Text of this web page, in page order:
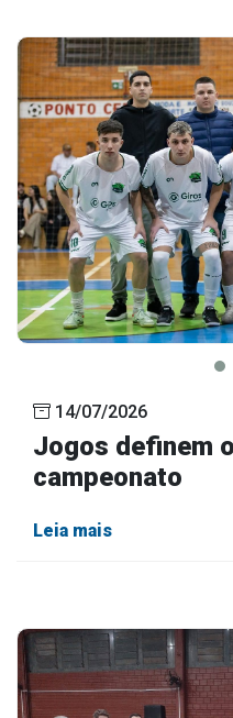
14/07/2026
Jogos definem
campeonato
Leia mais